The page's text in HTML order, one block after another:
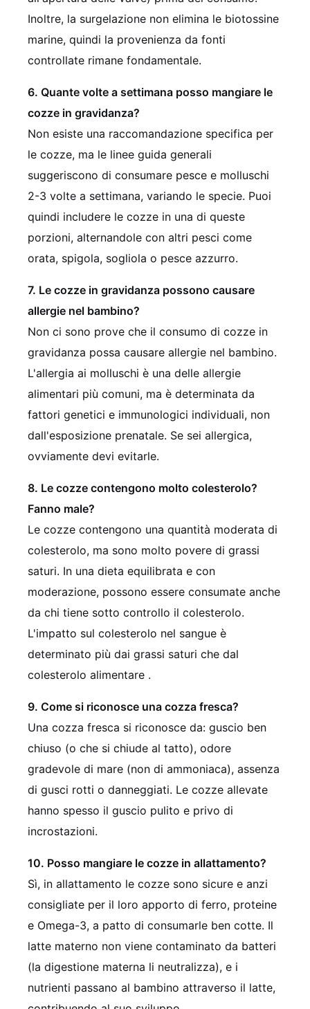
Inoltre, la surgelazione non elimina le biotossine
marine, quindi la provenienza da fonti
controllate rimane fondamentale.
6. Quante volte a settimana posso mangiare le
cozze in gravidanza?
Non esiste una raccomandazione specifica per
le cozze, ma le linee guida generali
suggeriscono di consumare pesce e molluschi
2-3 volte a settimana, variando le specie. Puoi
quindi includere le cozze in una di queste
porzioni, alternandole con altri pesci come
orata, spigola, sogliola o pesce azzurro.
7. Le cozze in gravidanza possono causare
allergie nel bambino?
Non ci sono prove che il consumo di cozze in
gravidanza possa causare allergie nel bambino.
L'allergia ai molluschi è una delle allergie
alimentari più comuni, ma è determinata da
fattori genetici e immunologici individuali, non
dall'esposizione prenatale. Se sei allergica,
ovviamente devi evitarle.
8. Le cozze contengono molto colesterolo?
Fanno male?
Le cozze contengono una quantità moderata di
colesterolo, ma sono molto povere di grassi
saturi. In una dieta equilibrata e con
moderazione, possono essere consumate anche
da chi tiene sotto controllo il colesterolo.
L'impatto sul colesterolo nel sangue è
determinato più dai grassi saturi che dal
colesterolo alimentare .
9. Come si riconosce una cozza fresca?
Una cozza fresca si riconosce da: guscio ben
chiuso (o che si chiude al tatto), odore
gradevole di mare (non di ammoniaca), assenza
di gusci rotti o danneggiati. Le cozze allevate
hanno spesso il guscio pulito e privo di
incrostazioni.
10. Posso mangiare le cozze in allattamento?
Sì, in allattamento le cozze sono sicure e anzi
consigliate per il loro apporto di ferro, proteine
e Omega-3, a patto di consumarle ben cotte. Il
latte materno non viene contaminato da batteri
(la digestione materna li neutralizza), e i
nutrienti passano al bambino attraverso il latte,